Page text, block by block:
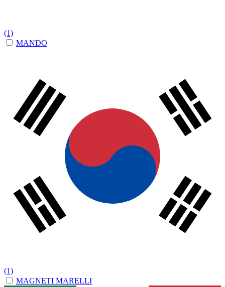
(1)
MANDO
(1)
MAGNETI MARELLI